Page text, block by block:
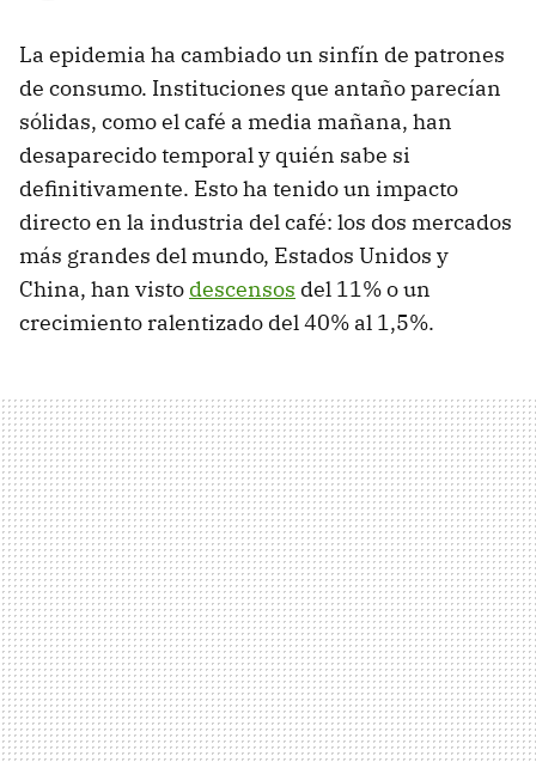
La epidemia ha cambiado un sinfín de patrones
de consumo. Instituciones que antaño parecían
sólidas, como el café a media mañana, han
desaparecido temporal y quién sabe si
definitivamente. Esto ha tenido un impacto
directo en la industria del café: los dos mercados
más grandes del mundo, Estados Unidos y
China, han visto descensos del 11% o un
crecimiento ralentizado del 40% al 1,5%.